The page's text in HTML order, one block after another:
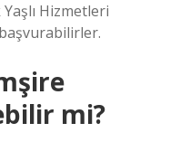
Hizmetleri
mi?